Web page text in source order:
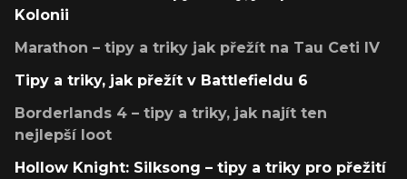
Kolonii
Marathon – tipy a triky jak přežít na Tau Ceti IV
Tipy a triky, jak přežít v Battlefieldu 6
Borderlands 4 – tipy a triky, jak najít ten
nejlepší loot
Hollow Knight: Silksong – tipy a triky pro přežití